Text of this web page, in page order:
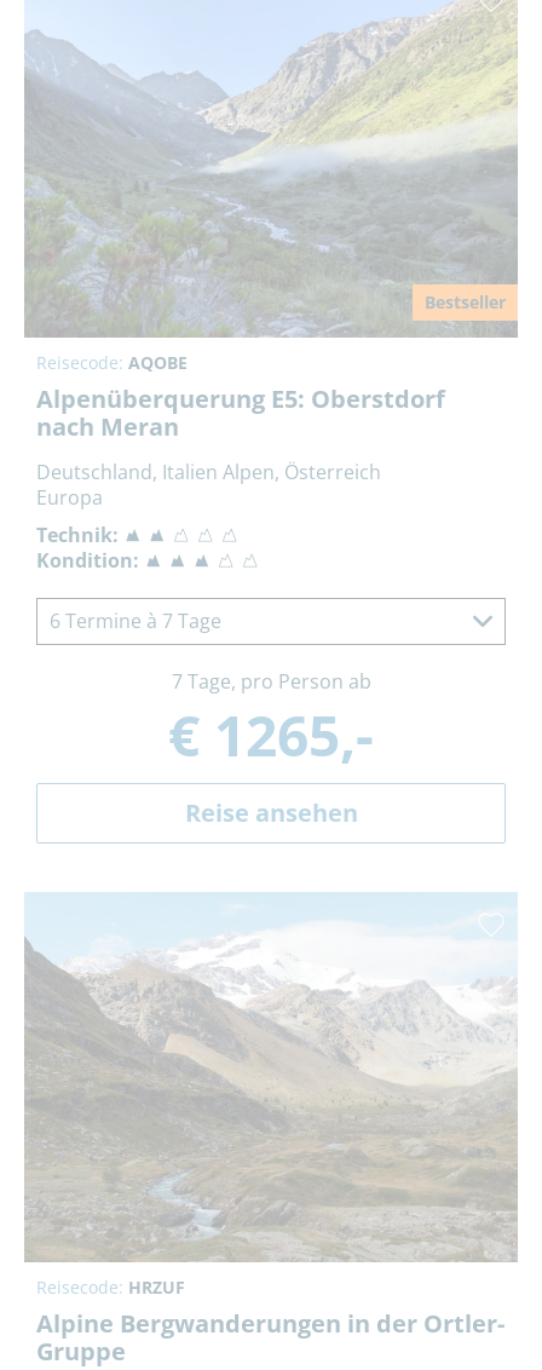
Bestseller
Reisecode: AQOBE
Alpenüberquerung E5: Oberstdorf
nach Meran
Deutschland, Italien Alpen, Österreich
Europa
Technik:
Kondition:
6 Termine à 7 Tage
7 Tage, pro Person ab
€ 1265,-
Reise ansehen
Reisecode: HRZUF
Alpine Bergwanderungen in der Ortler-
Gruppe